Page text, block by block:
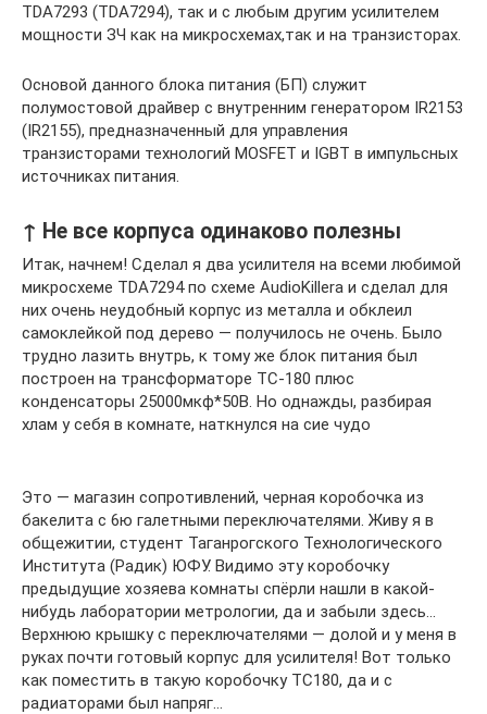
TDA7293 (TDA7294), так и с любым другим усилителем
мощности ЗЧ как на микросхемах,так и на транзисторах.
Основой данного блока питания (БП) служит
полумостовой драйвер с внутренним генератором IR2153
(IR2155), предназначенный для управления
транзисторами технологий MOSFET и IGBT в импульсных
источниках питания.
↑ Не все корпуса одинаково полезны
Итак, начнем! Сделал я два усилителя на всеми любимой
микросхеме TDA7294 по схеме AudioKillera и сделал для
них очень неудобный корпус из металла и обклеил
самоклейкой под дерево — получилось не очень. Было
трудно лазить внутрь, к тому же блок питания был
построен на трансформаторе ТС-180 плюс
конденсаторы 25000мкф*50В. Но однажды, разбирая
хлам у себя в комнате, наткнулся на сие чудо
Это — магазин сопротивлений, черная коробочка из
бакелита с 6ю галетными переключателями. Живу я в
общежитии, студент Таганрогского Технологического
Института (Радик) ЮФУ. Видимо эту коробочку
предыдущие хозяева комнаты спёрли нашли в какой-
нибудь лаборатории метрологии, да и забыли здесь…
Верхнюю крышку с переключателями — долой и у меня в
руках почти готовый корпус для усилителя! Вот только
как поместить в такую коробочку ТС180, да и с
радиаторами был напряг…